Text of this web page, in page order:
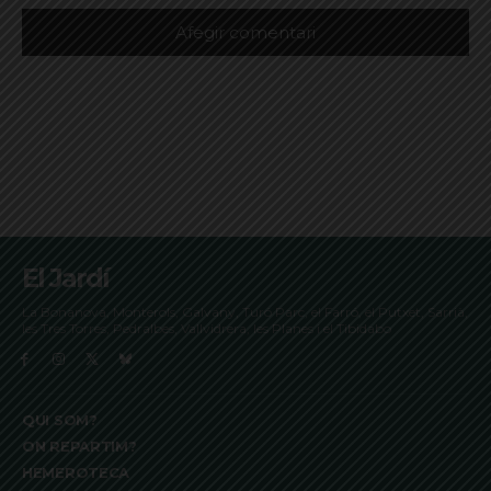
El Jardí
La Bonanova, Monterols, Galvany, Turó Parc, el Farró, el Putxet, Sarrià,
les Tres Torres, Pedralbes, Vallvidrera, les Planes i el Tibidabo
QUI SOM?
ON REPARTIM?
HEMEROTECA